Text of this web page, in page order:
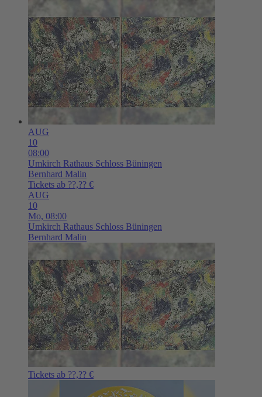
AUG
10
08:00
Umkirch Rathaus Schloss Büningen
Bernhard Malin
Tickets ab ??,?? €
AUG
10
Mo, 08:00
Umkirch Rathaus Schloss Büningen
Bernhard Malin
Tickets ab ??,?? €